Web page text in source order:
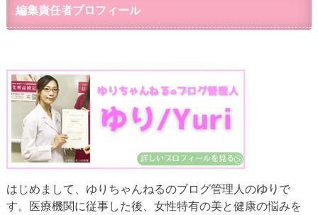
編集責任者プロフィール
はじめまして、ゆりちゃんねるのブログ管理人のゆり で
す。医療機関に従事した後、女性特有の美と健康の悩みを